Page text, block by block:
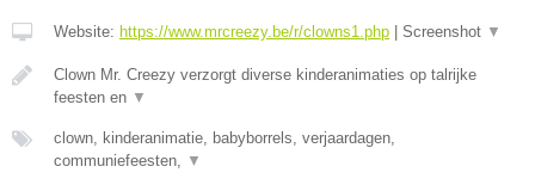
Website: https://www.mrcreezy.be/r/clowns1.php Screenshot ▼
Clown Mr. Creezy verzorgt diverse kinderanimaties op talrijke
feesten en ▼
clown, kinderanimatie, babyborrels, verjaardagen,
communiefeesten, ▼